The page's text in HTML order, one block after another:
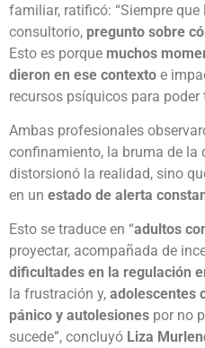
familiar, ratificó: “Siempre
consultorio, pregunto sobre
Esto es porque muchos
dieron en ese contexto e
recursos psíquicos para poder
Ambas profesionales
confinamiento, la bruma de
distorsionó la realidad, sino
en un estado de alerta
Esto se traduce en “adultos
proyectar, acompañada de
dificultades en la regulación
la frustración y, adolescentes
pánico y autolesiones por no
sucede”, concluyó Liza